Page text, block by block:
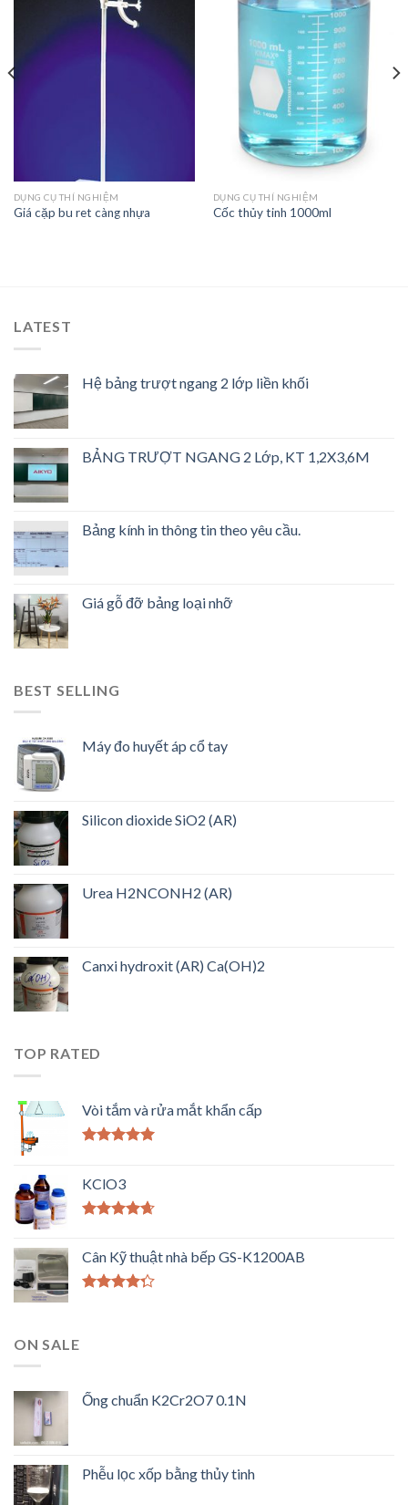
DỤNG CỤ THÍ NGHIỆM
Giá cặp bu ret càng nhựa
Add to
DỤNG CỤ THÍ NGHIỆM
Cốc thủy tinh 1000ml
LATEST
Hệ bảng trượt ngang 2 lớp liền khối
BẢNG TRƯỢT NGANG 2 Lớp, KT 1,2X3,6M
Bảng kính in thông tin theo yêu cầu.
Giá gỗ đỡ bảng loại nhỡ
BEST SELLING
Máy đo huyết áp cổ tay
Silicon dioxide SiO2 (AR)
Urea H2NCONH2 (AR)
Canxi hydroxit (AR) Ca(OH)2
TOP RATED
Vòi tắm và rửa mắt khẩn cấp
sao
KClO3
5 sao
Cân Kỹ thuật nhà bếp GS-K1200AB
ON SALE
Ống chuẩn K2Cr2O7 0.1N
Phễu lọc xốp bằng thủy tinh